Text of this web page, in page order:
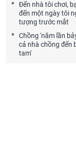
Đến nhà tôi chơi,
đến một ngày tôi
tượng trước mắt
Chồng 'năm lần
cả nhà chồng đến
tam'